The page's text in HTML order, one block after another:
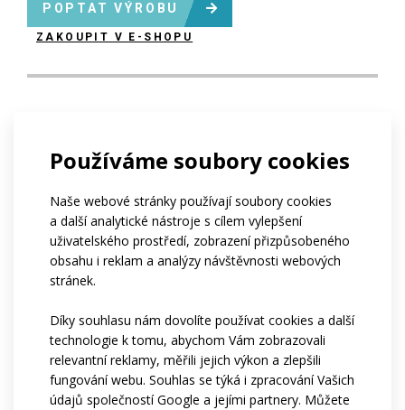
Používáme soubory cookies
Naše webové stránky používají soubory cookies
a další analytické nástroje s cílem vylepšení
uživatelského prostředí, zobrazení přizpůsobeného
obsahu i reklam a analýzy návštěvnosti webových
stránek.
Díky souhlasu nám dovolíte používat cookies a další
technologie k tomu, abychom Vám zobrazovali
relevantní reklamy, měřili jejich výkon a zlepšili
fungování webu. Souhlas se týká i zpracování Vašich
údajů společností Google a jejími partnery. Můžete
POPTAT VÝROBU
ZAKOUPIT V E-SHOPU
Časté dotazy
Kolik tento produkt stojí?
Od kolika kusů lze produkt